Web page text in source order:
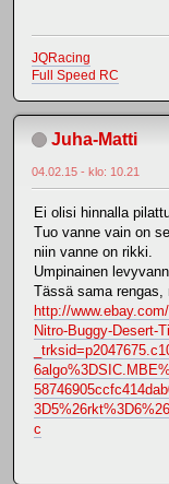
JQRacing
Full Speed RC
Juha-Matti
04.02.15 - klo: 10.21
Ei olisi hinnalla
Tuo vanne vain on
niin vanne on rikki.
Umpinainen
Tässä sama rengas,
http://
Nitro-Buggy-Desert-
c